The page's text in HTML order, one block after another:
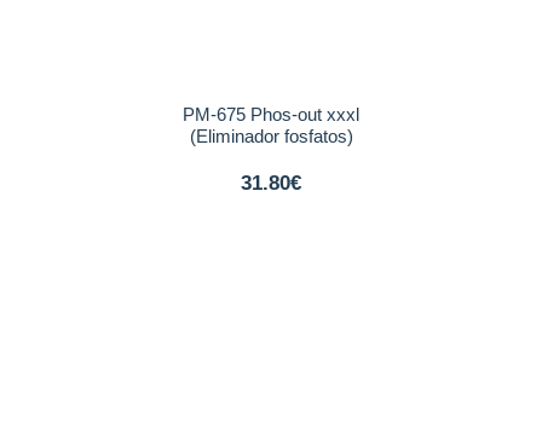
PM-675 Phos-out xxxl
(Eliminador fosfatos)
31.80€